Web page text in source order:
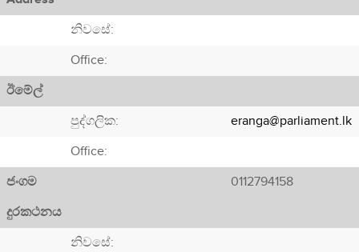
නිවසේ:
Office:
ඊමේල්
පුද්ගලික:
eranga@parliament.lk
Office:
ජංගම
0112794158
දුරකථනය
නිවසේ: